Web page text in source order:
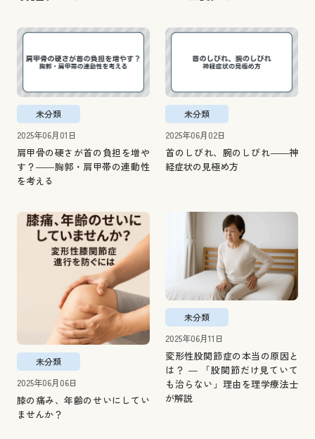
未分類
2025年06月01日
肩甲骨の硬さが首の負担を増や
す？――胸郭・肩甲帯の連動性
を考える
未分類
2025年06月02日
首のしびれ、腕のしびれ――神
経症状の見極め方
未分類
2025年06月06日
膝の痛み、年齢のせいにしてい
ませんか？
未分類
2025年06月11日
変形性股関節症の本当の原因と
は？ ― 「股関節だけ見ていて
も治らない」理由を理学療法士
が解説